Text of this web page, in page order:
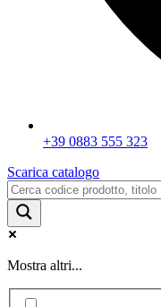
+39 0883 555 323
Scarica catalogo
Mostra altri...